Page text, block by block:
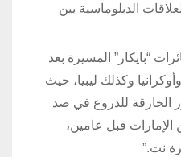
الدبلوماسية بين
“بايكار” المسيرة بعد
وكذلك ليبيا، حيث
الخارقة للدروع في صد
قبل عامين،
نت.”